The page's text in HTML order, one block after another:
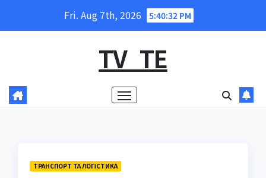
Fri. Aug 7th, 2026 5:40:33 PM
TV_TE
ТРАНСПОРТ ТА ЛОГІСТИКА